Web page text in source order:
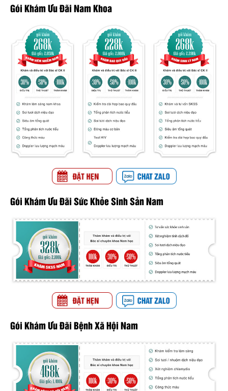
Gói Khám Ưu Đãi Nam Khoa
Gói Khám Ưu Đãi Sức Khỏe Sinh Sản Nam
Gói Khám Ưu Đãi Bệnh Xã Hội Nam